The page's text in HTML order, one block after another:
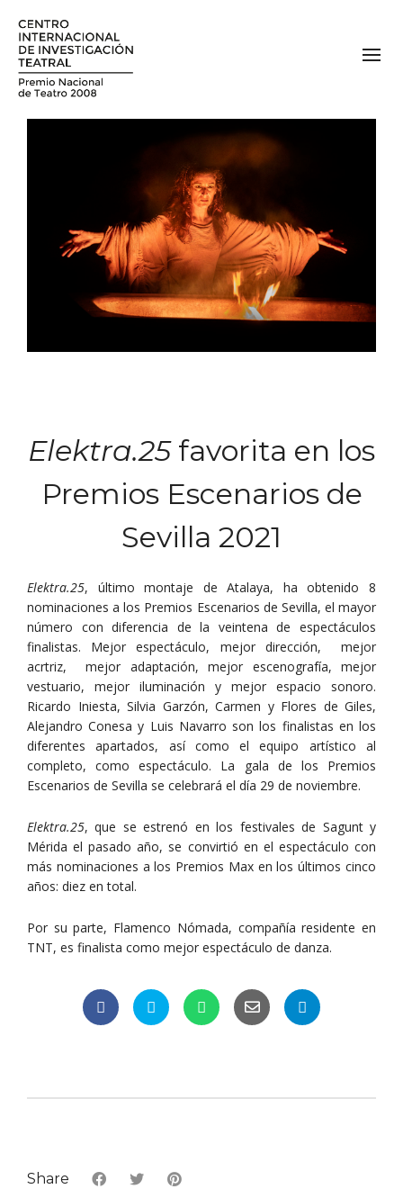
Elektra.25favorita en los
Premios Escenarios de
Sevilla 2021
Elektra.25, último montaje de Atalaya, ha obtenido 8
nominaciones a los Premios Escenarios de Sevilla, el mayor
número con diferencia de la veintena de espectáculos
finalistas. Mejor espectáculo, mejor dirección, mejor
acrtriz, mejor adaptación, mejor escenografía, mejor
vestuario, mejor iluminación y mejor espacio sonoro.
Ricardo Iniesta, Silvia Garzón, Carmen y Flores de Giles,
Alejandro Conesa y Luis Navarro son los finalistas en los
diferentes apartados, así como el equipo artístico al
completo, como espectáculo. La gala de los Premios
Escenarios de Sevilla se celebrará el día 29 de noviembre.
Elektra.25, que se estrenó en los festivales de Sagunt y
Mérida el pasado año, se convirtió en el espectáculo con
más nominaciones a los Premios Max en los últimos cinco
años: diez en total.
Por su parte, Flamenco Nómada, compañía residente en
TNT, es finalista como mejor espectáculo de danza.
Share